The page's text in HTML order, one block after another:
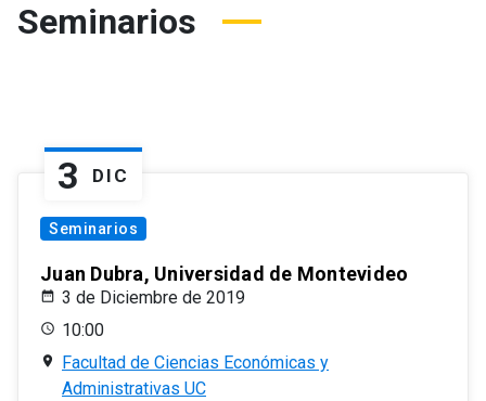
Seminarios
3 DIC
Seminarios
Juan Dubra, Universidad de Montevideo
3 de Diciembre de 2019
10:00
Facultad de Ciencias Económicas y
Administrativas UC